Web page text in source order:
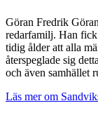
Göran Fredrik
redarfamilj. Han fick
tidig ålder att alla
återspeglade sig
och även samhället
Läs mer om